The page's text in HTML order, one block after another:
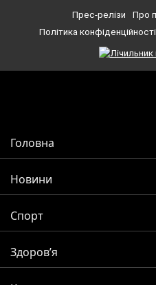
Прес-релізи Про
Політика конфіденційності
Головна
Новини
Спорт
Здоров’я